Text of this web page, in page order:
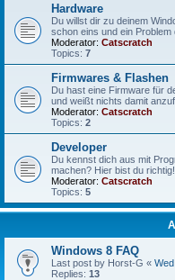
Hardware
Du willst dir zu deinem
schon eins und ein Problem
Moderator: Catscratch
Topics: 7
Firmwares & Flashen
Du hast eine Firmware für
und weißt nichts damit
Moderator: Catscratch
Topics: 2
Developer
Du kennst dich aus mit
machen? Hier bist du richtig!
Moderator: Catscratch
Topics: 5
Windows 8 FAQ
Last post by Horst-G «
Replies: 13